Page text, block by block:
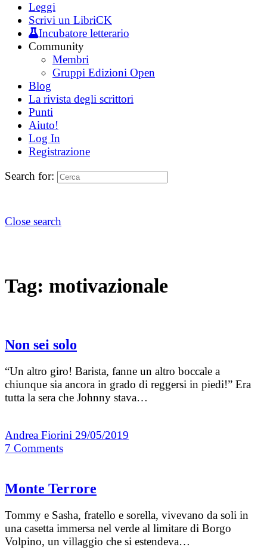
Leggi
Scrivi un LibriCK
Incubatore letterario
Community
Membri
Gruppi Edizioni Open
Blog
La rivista degli scrittori
Punti
Aiuto!
Log In
Registrazione
Search for:
Close search
Tag: motivazionale
Non sei solo
“Un altro giro! Barista, fanne un altro boccale a
chiunque sia ancora in grado di reggersi in piedi!” Era
tutta la sera che Johnny stava…
Andrea Fiorini 29/05/2019
7 Comments
Monte Terrore
Tommy e Sasha, fratello e sorella, vivevano da soli in
una casetta immersa nel verde al limitare di Borgo
Volpino, un villaggio che si estendeva…